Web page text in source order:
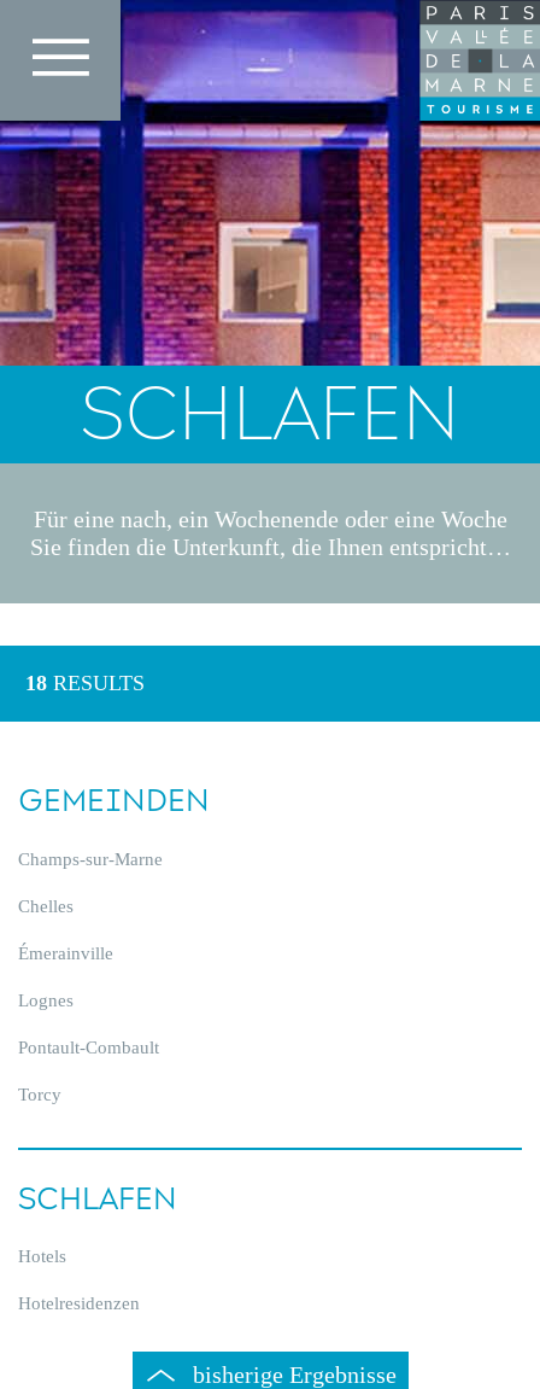
zum
Inhalt
SCHLAFEN
Für eine nach, ein Wochenende oder eine Woche
Sie finden die Unterkunft, die Ihnen entspricht…
18 RESULTS
GEMEINDEN
Champs-sur-Marne
Chelles
Émerainville
Lognes
Pontault-Combault
Torcy
SCHLAFEN
Hotels
Hotelresidenzen
bisherige Ergebnisse